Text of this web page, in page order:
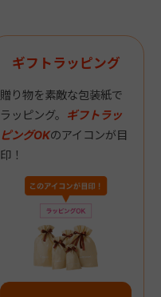
ギフトラッピング
贈り物を素敵な包装紙で
ラッピング。 ギフトラッ
ピングOKのアイコンが目
印！